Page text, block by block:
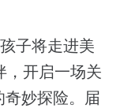
子将走进美
，开启一场关
妙探险。届